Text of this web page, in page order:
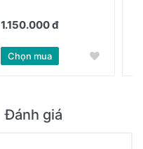
1.150.000 đ
Chọn mua
Đánh giá